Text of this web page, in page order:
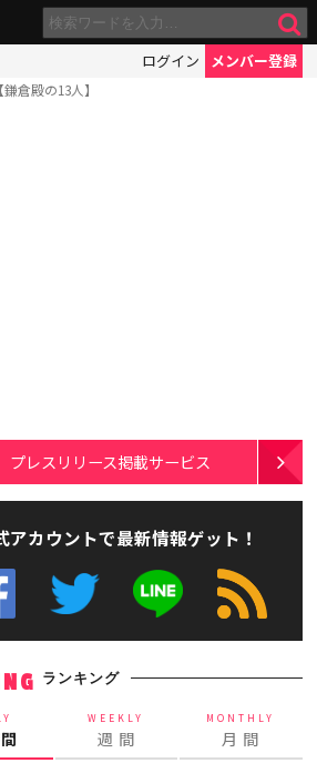
ログイン メンバー登録
倉殿の13人】
プレスリリース掲載サービス
アカウントで最新情報ゲット！
ランキング
WEEKLY
週 間
MONTHLY
月 間